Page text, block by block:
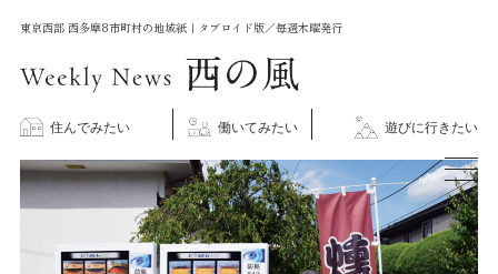
東京西部 西多摩8市町村の地域紙｜タブロイド版／毎週木曜発行
住んでみたい 働いてみたい 遊びに行きたい